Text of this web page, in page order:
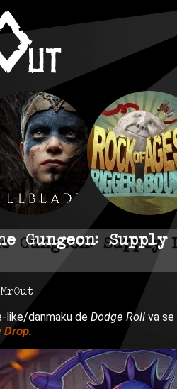
Gungeon:
like/danmaku deDodge Rollva se
Drop.